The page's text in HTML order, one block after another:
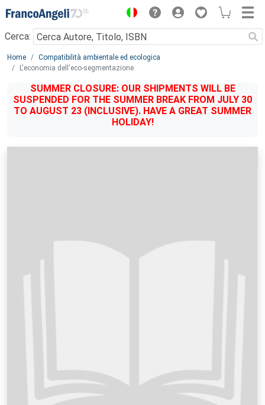
Menu
Cerca:
Main content
Home
Compatibilità ambientale ed ecologica
L'economia dell'eco-segmentazione.
SUMMER CLOSURE: OUR SHIPMENTS WILL BE
SUSPENDED FOR THE SUMMER BREAK FROM JULY 30
TO AUGUST 23 (INCLUSIVE). HAVE A GREAT SUMMER
HOLIDAY!